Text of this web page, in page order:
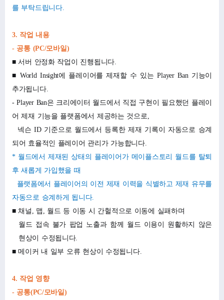
를 부탁드립니다.
3. 작업 내용
- 공통 (PC/모바일)
■ 서버 안정화 작업이 진행됩니다.
■ World Insight에 플레이어를 제재할 수 있는 Player Ban 기능이
추가됩니다.
- Player Ban은 크리에이터 월드에서 직접 구현이 필요했던 플레이
어 제재 기능을 플랫폼에서 제공하는 것으로,
넥슨 ID 기준으로 월드에서 등록한 제재 기록이 자동으로 승계
되어 효율적인 플레이어 관리가 가능합니다.
* 월드에서 제재된 상태의 플레이어가 메이플스토리 월드를 탈퇴
후 새롭게 가입했을 때
플랫폼에서 플레이어의 이전 제재 이력을 식별하고 제재 유무를
자동으로 승계하게 됩니다.
■ 채널, 맵, 월드 등 이동 시 간헐적으로 이동에 실패하며
월드 접속 불가 팝업 노출과 함께 월드 이용이 원활하지 않은
현상이 수정됩니다.
■ 메이커 내 일부 오류 현상이 수정됩니다.
4. 작업 영향
- 공통(PC/모바일)